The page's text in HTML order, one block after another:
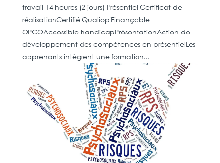
travail 14 heures (2 jours) Présentiel Certificat de
réalisationCertifié QualiopiFinançable
OPCOAccessible handicapPrésentationAction de
développement des compétences en présentielLes
apprenants intègrent une formation...